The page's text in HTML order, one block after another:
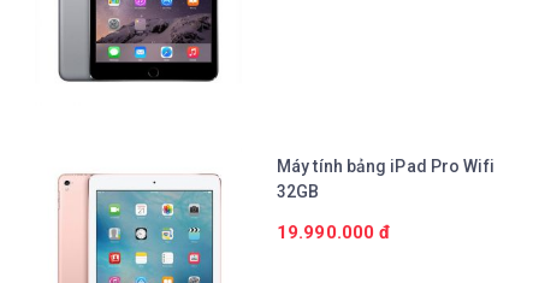
Máy tính bảng iPad Pro Wifi
32GB
19.990.000 đ